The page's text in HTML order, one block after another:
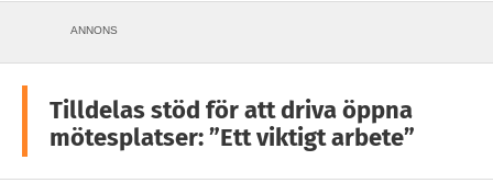
ANNONS
Tilldelas stöd för att driva öppna
mötesplatser: ”Ett viktigt arbete”